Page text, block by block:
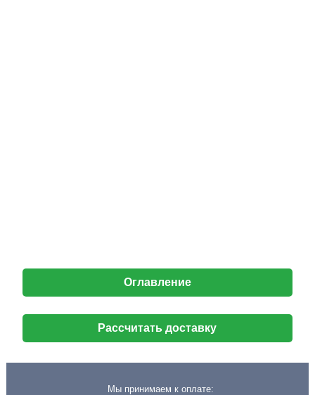
Оглавление
Рассчитать доставку
Мы принимаем к оплате: